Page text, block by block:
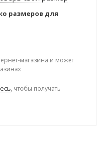
размеров для
магазина и может
, чтобы получать